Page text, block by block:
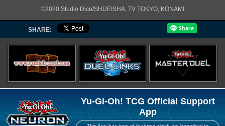
©2020 Studio Dice/SHUEISHA, TV TOKYO, KONAMI
SHARE:
Yu-Gi-Oh! TCG Official Support
App